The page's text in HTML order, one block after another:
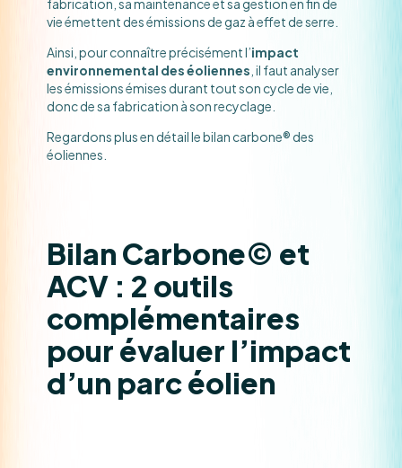
fabrication, sa maintenance et sa gestion en fin de
vie émettent des émissions de gaz à effet de serre.
Ainsi, pour connaître précisément l’impact
environnemental des éoliennes , il faut analyser
les émissions émises durant tout son cycle de vie,
donc de sa fabrication à son recyclage.
Regardons plus en détail le bilan carbone® des
éoliennes.
Bilan Carbone© et
ACV : 2 outils
complémentaires
pour évaluer l’impact
d’un parc éolien